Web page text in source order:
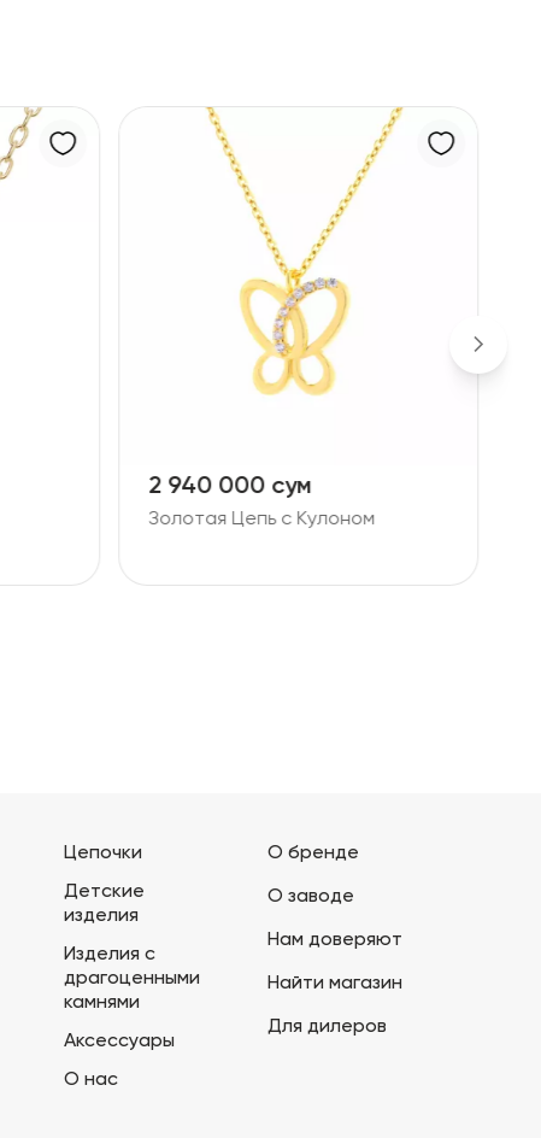
2 940 000 сум
Золотая Цепь с Кулоном
Цепочки
Детские
изделия
Изделия с
драгоценными
камнями
Аксессуары
О нас
О бренде
О заводе
Нам доверяют
Найти магазин
Для дилеров